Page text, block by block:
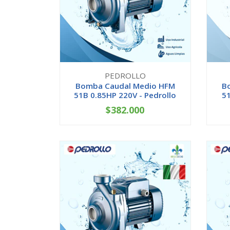
PEDROLLO
Bomba Caudal Medio HFM
51B 0.85HP 220V - Pedrollo
+
$382.000